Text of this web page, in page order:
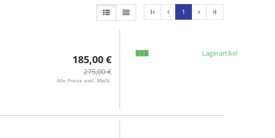
l 1 l
185,00 €
275,00 €
Alle Preise exkl. MwSt.
Lagerartikel